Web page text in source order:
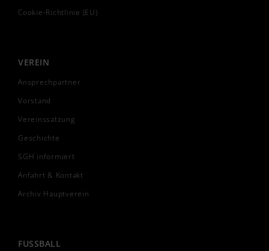
Cookie-Richtlinie (EU)
VEREIN
Ansprechpartner
Vorstand
Vereinssatzung
Geschichte
SGH informiert
Anfahrt & Kontakt
Archiv Hauptverein
FUSSBALL